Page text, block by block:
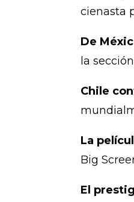
cienasta
De
la
Chile
La
Big
El